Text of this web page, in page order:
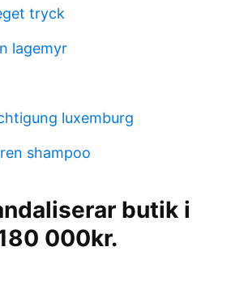
tryck
lagemyr
luxemburg
shampoo
butik i
000kr.